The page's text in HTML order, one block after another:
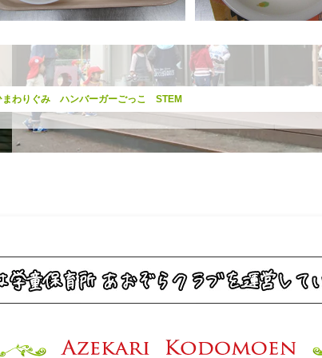
まわりぐみ ハンバーガーごっこ STEM